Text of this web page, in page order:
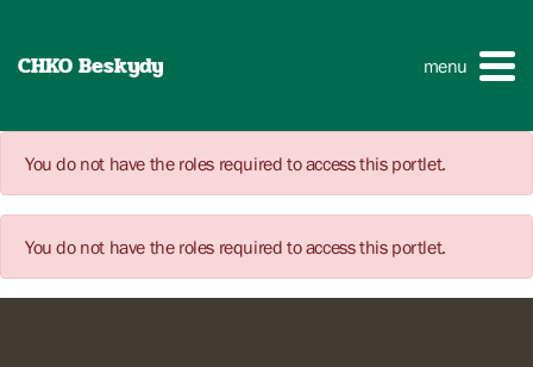
CHKO Beskydy menu
You do not have the roles required to access this portlet.
You do not have the roles required to access this portlet.